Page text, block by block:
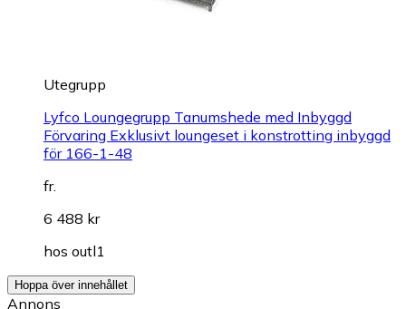
Utegrupp
Lyfco Loungegrupp Tanumshede med Inbyggd
Förvaring Exklusivt loungeset i konstrotting inbyggd
för 166-1-48
fr.
6 488 kr
hos outl1
Hoppa över innehållet
Annons